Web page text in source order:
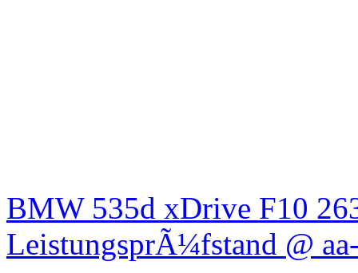
BMW 535d xDrive F10
LeistungsprÃ¼fstand @